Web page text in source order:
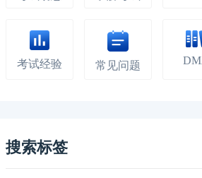
考试经验 常见问题
搜索标签